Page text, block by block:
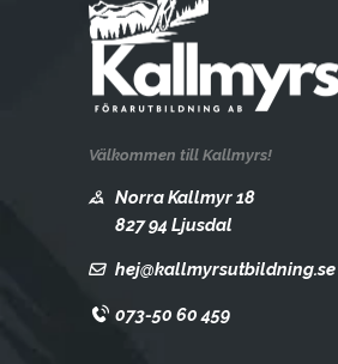
Välkommen till Kallmyrs!
Norra Kallmyr 18
827 94 Ljusdal
hej@kallmyrsutbildning.se
073-50 60 459